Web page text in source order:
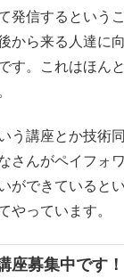
発信するという
から来る人達に
す。これはほん
う講座とか技術
さんがペイフォ
ができていると
やっています。
座募集中です！